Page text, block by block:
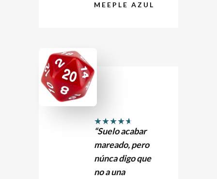
MEEPLE AZUL
★★★★★
“Suelo acabar
mareado, pero
núnca digo que
no a una